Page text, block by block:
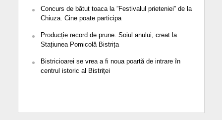
Concurs de bătut toaca la ”Festivalul prieteniei” de la
Chiuza. Cine poate participa
Producție record de prune. Soiul anului, creat la
Stațiunea Pomicolă Bistrița
Bistricioarei se vrea a fi noua poartă de intrare în
centrul istoric al Bistriței